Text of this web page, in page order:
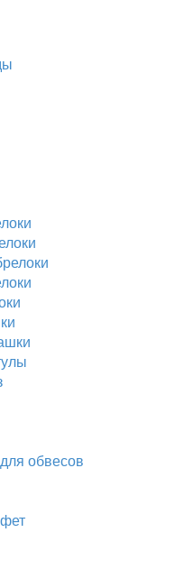
обвесов